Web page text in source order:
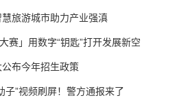
慧旅游城市助力产业强滇
大赛」用数字“钥匙”打开发展新空
布今年招生政策
子”视频刷屏！警方通报来了